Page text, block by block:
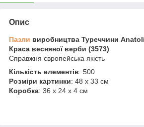
Опис
Пазли виробництва Туреччини
Краса весняної верби (3573)
Справжня європейська якість
Кількість елементів: 500
Розміри картинки: 48 x 33 см
Коробка: 36 x 24 x 4 см